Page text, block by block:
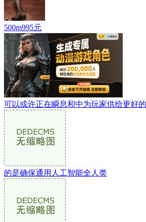
500m995元
可以或许正在瞬息和中为玩家供给更好的
的是确保通用人工智能全人类